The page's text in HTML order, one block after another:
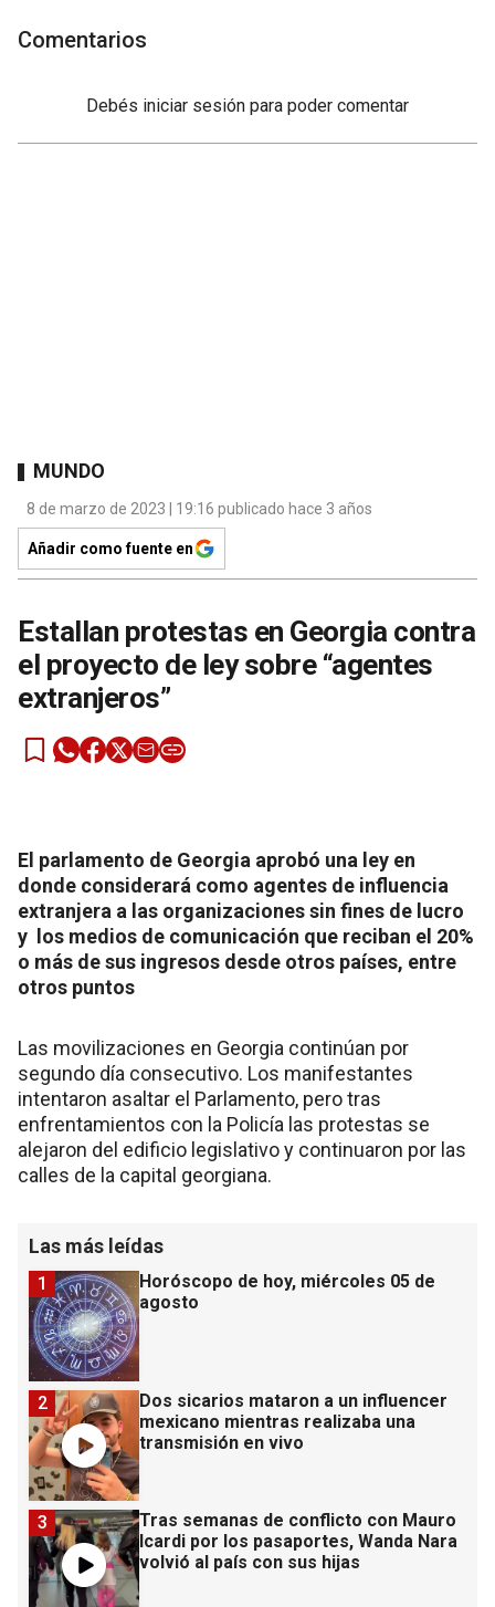
Comentarios
Debés iniciar sesión para poder comentar
MUNDO
8 de marzo de 2023 | 19:16 publicado hace 3 años
Añadir como fuente en
Estallan protestas en Georgia contra
el proyecto de ley sobre “agentes
extranjeros”
El parlamento de Georgia aprobó una ley en
donde considerará como agentes de influencia
extranjera a las organizaciones sin fines de lucro
y los medios de comunicación que reciban el 20%
o más de sus ingresos desde otros países, entre
otros puntos
Las movilizaciones en Georgia continúan por
segundo día consecutivo. Los manifestantes
intentaron asaltar el Parlamento, pero tras
enfrentamientos con la Policía las protestas se
alejaron del edificio legislativo y continuaron por las
calles de la capital georgiana.
Las más leídas
Horóscopo de hoy, miércoles 05 de
agosto
1
Dos sicarios mataron a un influencer
mexicano mientras realizaba una
transmisión en vivo
2
Tras semanas de conflicto con Mauro
Icardi por los pasaportes, Wanda Nara
volvió al país con sus hijas
3